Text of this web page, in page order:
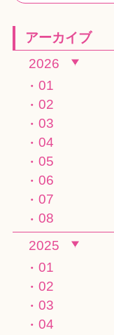
アーカイブ
2026
01
02
03
04
05
06
07
08
2025
01
02
03
04